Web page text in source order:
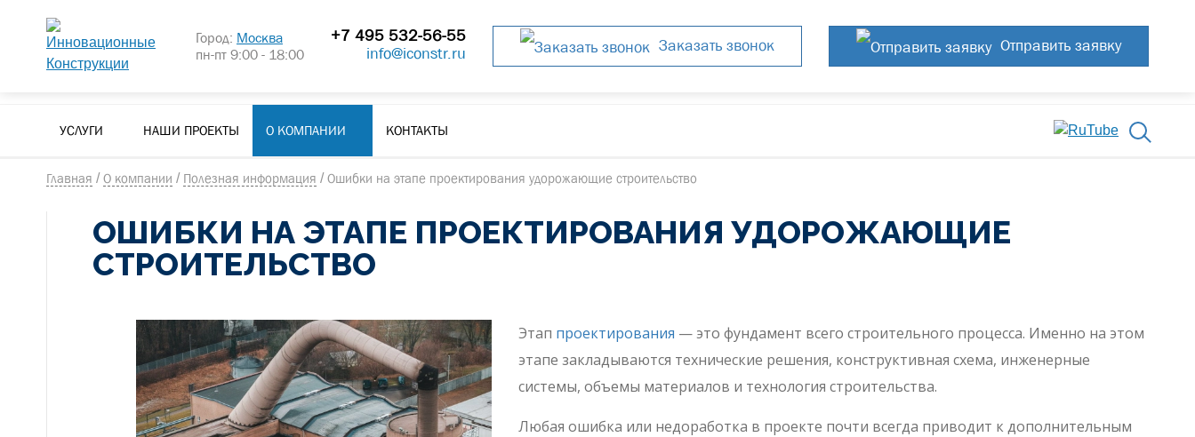
Город: Москва
пн-пт 9:00 - 18:00
+7 495 532-56-55
info@iconstr.ru
Заказать звонок Отправить заявку
УСЛУГИ НАШИ ПРОЕКТЫ О КОМПАНИИ КОНТАКТЫ
Главная /О компании / Полезная информация /Ошибки на этапе проектирования удорожающие строительство
ОШИБКИ НА ЭТАПЕ ПРОЕКТИРОВАНИЯ УДОРОЖАЮЩИЕ
СТРОИТЕЛЬСТВО
Этап проектирования — это фундамент всего строительного процесса. Именно на этом
этапе закладываются технические решения, конструктивная схема, инженерные
системы, объемы материалов и технология строительства.
Любая ошибка или недоработка в проекте почти всегда приводит к дополнительным